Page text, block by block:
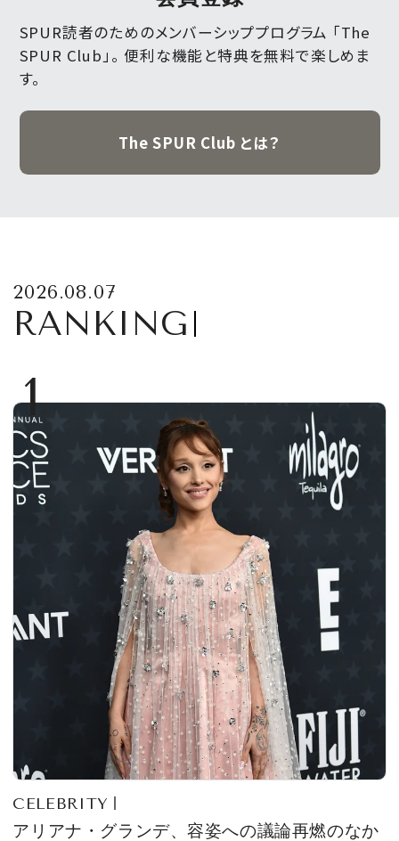
SPUR読者のためのメンバーシッププログラム 「The
SPUR Club」。 便利な機能と特典を無料で楽しめま
す。
The SPUR Club とは？
2026.08.07
RANKING
1
CELEBRITY
アリアナ・グランデ、容姿への議論再燃のなか